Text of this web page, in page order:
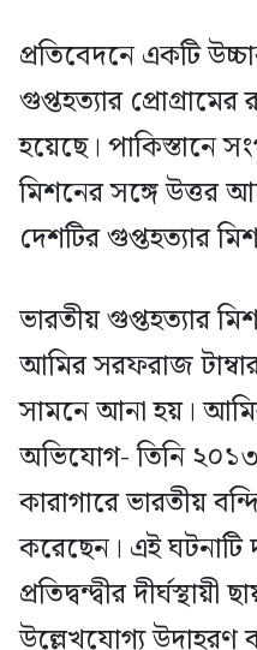
প্রতিবেদনে একটি
গুপ্তহত্যার
হয়েছে। পাকিস্তানে
মিশনের সঙ্গে উত্তর
দেশটির গুপ্তহত্যার
ভারতীয় গুপ্তহত্যার
আমির সরফরাজ
সামনে আনা হয়।
অভিযোগ- তিনি
কারাগারে ভারতীয়
করেছেন। এই ঘটনাটি
প্রতিদ্বন্দ্বীর
উল্লেখযোগ্য উদাহরণ